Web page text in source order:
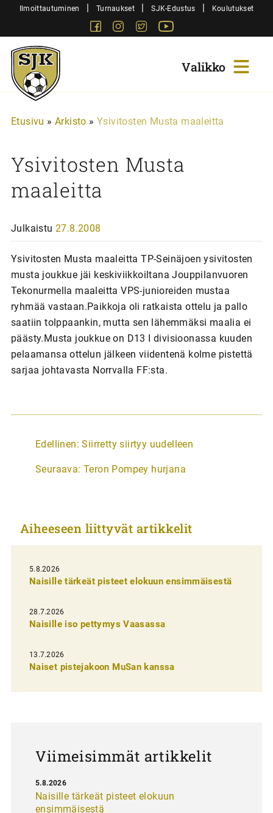
SiirryIlmoittautuminen | Turnaukset | SJK-Edustus | Koulutukset
FacebookInstagram
Twitter
Sjk-
Juniorit
Etusivu » Arkisto » Ysivitosten Musta maaleitta
Ysivitosten Musta
maaleitta
Julkaistu 27.8.2008
Ysivitosten Musta maaleitta TP-Seinäjoen ysivitosten
musta joukkue jäi keskiviikkoiltana Jouppilanvuoren
Tekonurmella maaleitta VPS-junioreiden mustaa
ryhmää vastaan.Paikkoja oli ratkaista ottelu ja pallo
saatiin tolppaankin, mutta sen lähemmäksi maalia ei
päästy.Musta joukkue on D13 I divisioonassa kuuden
pelaamansa ottelun jälkeen viidentenä kolme pistettä
sarjaa johtavasta Norrvalla FF:sta.
A
t
k
e
l
i
e
n
e
Edellinen: Siirretty siirtyy uudelleen
Seuraava: Teron Pompey hurjana
Aiheeseen liittyvät artikkelit
5.8.2026
Naisille tärkeät pisteet elokuun ensimmäisestä
28.7.2026
Naisille iso pettymys Vaasassa
13.7.2026
Naiset pistejakoon MuSan kanssa
Viimeisimmät artikkelit
Naisille tärkeät pisteet elokuun
ensimmäisestä
5.8.2026